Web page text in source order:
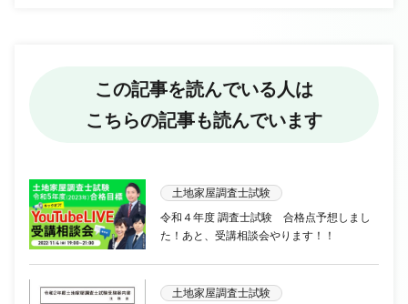
この記事を読んでいる人は
こちらの記事も読んでいます
土地家屋調査士試験
令和４年度 調査士試験 合格点予想しまし
た！あと、受講相談会やります！！
土地家屋調査士試験